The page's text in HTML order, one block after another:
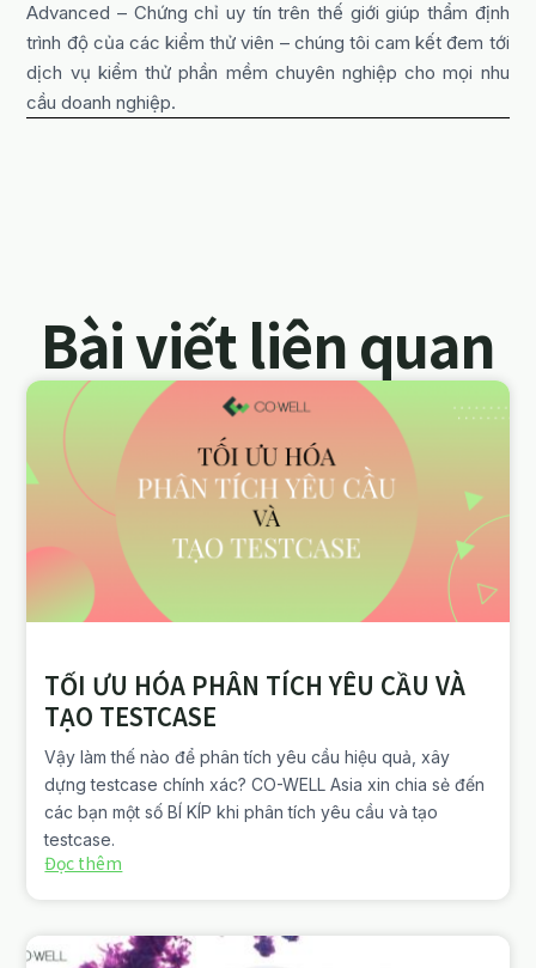
Advanced – Chứng chỉ uy tín trên thế giới giúp thẩm định
trình độ của các kiểm thử viên – chúng tôi cam kết đem tới
dịch vụ kiểm thử phần mềm chuyên nghiệp cho mọi nhu
cầu doanh nghiệp.
Bài viết liên quan
TỐI ƯU HÓA PHÂN TÍCH YÊU CẦU VÀ
TẠO TESTCASE
Vậy làm thế nào để phân tích yêu cầu hiệu quả, xây
dựng testcase chính xác? CO-WELL Asia xin chia sẻ đến
các bạn một số BÍ KÍP khi phân tích yêu cầu và tạo
testcase.
Đọc thêm